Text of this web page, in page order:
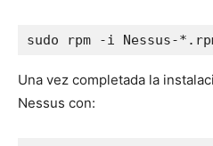
sudo rpm -i Nessus-
Una vez completada la
Nessus con: